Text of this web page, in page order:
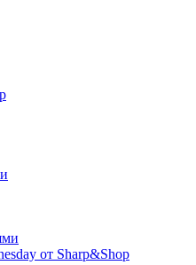
от Sharp&Shop